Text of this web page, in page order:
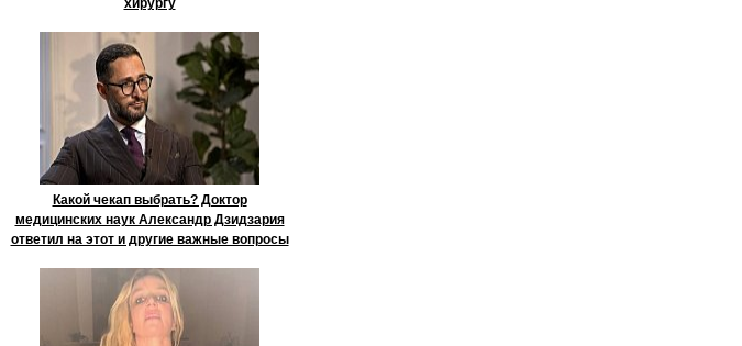
хирургу
Какой чекап выбрать? Доктор
медицинских наук Александр Дзидзария
ответил на этот и другие важные вопросы